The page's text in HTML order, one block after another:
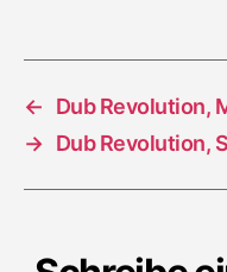
←
Dub Revolution,
→ Dub Revolution,